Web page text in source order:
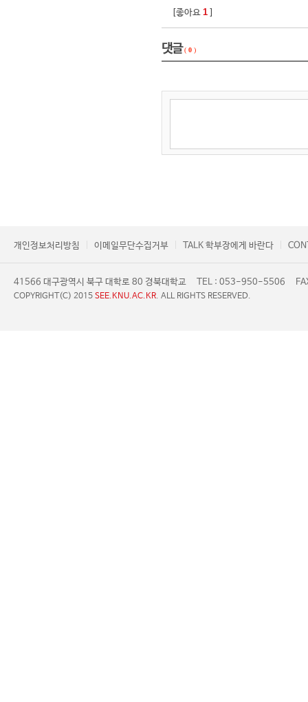
[좋아요 1
댓글( 0 )
개인정보처리방침 이메일무단수집거부 TALK 학부장에게 바란다
41566 대구광역시 북구 대학로 80 경북대학교 TEL : 053-950-5506
COPYRIGHT(C) 2015 SEE.KNU.AC.KR. ALL RIGHTS RESERVED.